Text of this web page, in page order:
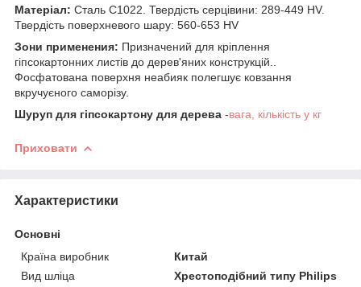
Матеріал: Сталь C1022. Твердість серцівини: 289-449 HV.
Твердість поверхневого шару: 560-653 HV
Зони применения: Призначений для кріплення
гіпсокартонних листів до дерев'яних конструкцій..
Фосфатована поверхня неабияк полегшує ковзання
вкручуєного саморізу.
Шуруп для гіпсокартону для дерева -вага, кількість у кг
Приховати
Характеристики
Основні
Країна виробник
Китай
Вид шліца
Хрестоподібний типу Philips